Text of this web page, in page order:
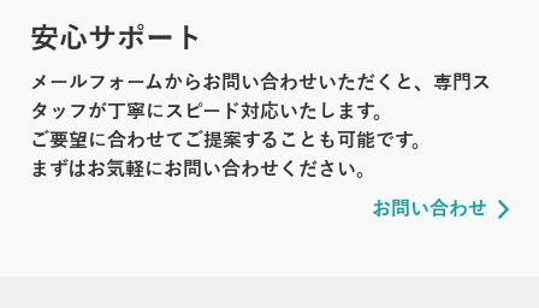
安心サポート
メールフォームからお問い合わせいただくと、専門ス
タッフが丁寧にスピード対応いたします。
ご要望に合わせてご提案することも可能です。
まずはお気軽にお問い合わせください。
お問い合わせ